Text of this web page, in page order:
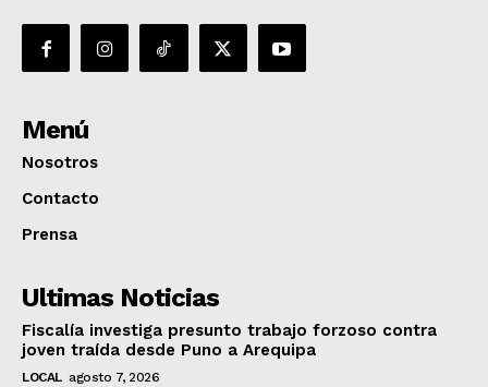
Menú
Nosotros
Contacto
Prensa
Ultimas Noticias
Fiscalía investiga presunto trabajo forzoso contra
joven traída desde Puno a Arequipa
LOCAL agosto 7, 2026